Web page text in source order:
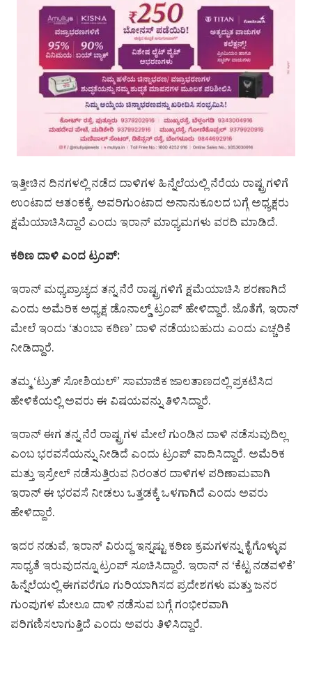
ಇತ್ತೀಚಿನ ದಿನಗಳಲ್ಲಿ ನಡೆದ ದಾಳಿಗಳ ಹಿನ್ನೆಲೆಯಲ್ಲಿ ನೆರೆಯ ರಾಷ್ಟ್ರಗಳಿಗೆ
ಉಂಟಾದ ಆತಂಕಕ್ಕೆ, ಅವರಿಗುಂಟಾದ ಅನಾನುಕೂಲದ ಬಗ್ಗೆ ಅಧ್ಯಕ್ಷರು
ಕ್ಷಮೆಯಾಚಿಸಿದ್ದಾರೆ ಎಂದು ಇರಾನ್ ಮಾಧ್ಯಮಗಳು ವರದಿ ಮಾಡಿದೆ.
ಕಠಿಣ ದಾಳಿ ಎಂದ ಟ್ರಂಪ್:
ಇರಾನ್ ಮಧ್ಯಪ್ರಾಚ್ಯದ ತನ್ನ ನೆರೆ ರಾಷ್ಟ್ರಗಳಿಗೆ ಕ್ಷಮೆಯಾಚಿಸಿ ಶರಣಾಗಿದೆ
ಎಂದು ಅಮೆರಿಕ ಅಧ್ಯಕ್ಷ ಡೊನಾಲ್ಡ್ ಟ್ರಂಪ್ ಹೇಳಿದ್ದಾರೆ. ಜೊತೆಗೆ, ಇರಾನ್
ಮೇಲೆ ಇಂದು ‘ತುಂಬಾ ಕಠಿಣ’ ದಾಳಿ ನಡೆಯಬಹುದು ಎಂದು ಎಚ್ಚರಿಕೆ
ನೀಡಿದ್ದಾರೆ.
ತಮ್ಮ ‘ಟ್ರುತ್ ಸೋಶಿಯಲ್’ ಸಾಮಾಜಿಕ ಜಾಲತಾಣದಲ್ಲಿ ಪ್ರಕಟಿಸಿದ
ಹೇಳಿಕೆಯಲ್ಲಿ ಅವರು ಈ ವಿಷಯವನ್ನು ತಿಳಿಸಿದ್ದಾರೆ.
ಇರಾನ್ ಈಗ ತನ್ನ ನೆರೆ ರಾಷ್ಟ್ರಗಳ ಮೇಲೆ ಗುಂಡಿನ ದಾಳಿ ನಡೆಸುವುದಿಲ್ಲ
ಎಂಬ ಭರವಸೆಯನ್ನು ನೀಡಿದೆ ಎಂದು ಟ್ರಂಪ್ ವಾದಿಸಿದ್ದಾರೆ. ಅಮೆರಿಕ
ಮತ್ತು ಇಸ್ರೇಲ್ ನಡೆಸುತ್ತಿರುವ ನಿರಂತರ ದಾಳಿಗಳ ಪರಿಣಾಮವಾಗಿ
ಇರಾನ್ ಈ ಭರವಸೆ ನೀಡಲು ಒತ್ತಡಕ್ಕೆ ಒಳಗಾಗಿದೆ ಎಂದು ಅವರು
ಹೇಳಿದ್ದಾರೆ.
ಇದರ ನಡುವೆ, ಇರಾನ್ ವಿರುದ್ಧ ಇನ್ನಷ್ಟು ಕಠಿಣ ಕ್ರಮಗಳನ್ನು ಕೈಗೊಳ್ಳುವ
ಸಾಧ್ಯತೆ ಇರುವುದನ್ನೂ ಟ್ರಂಪ್ ಸೂಚಿಸಿದ್ದಾರೆ. ಇರಾನ್ ನ ‘ಕೆಟ್ಟ ನಡವಳಿಕೆ’
ಹಿನ್ನೆಲೆಯಲ್ಲಿ ಈಗವರೆಗೂ ಗುರಿಯಾಗಿಸದ ಪ್ರದೇಶಗಳು ಮತ್ತು ಜನರ
ಗುಂಪುಗಳ ಮೇಲೂ ದಾಳಿ ನಡೆಸುವ ಬಗ್ಗೆ ಗಂಭೀರವಾಗಿ
ಪರಿಗಣಿಸಲಾಗುತ್ತಿದೆ ಎಂದು ಅವರು ತಿಳಿಸಿದ್ದಾರೆ.